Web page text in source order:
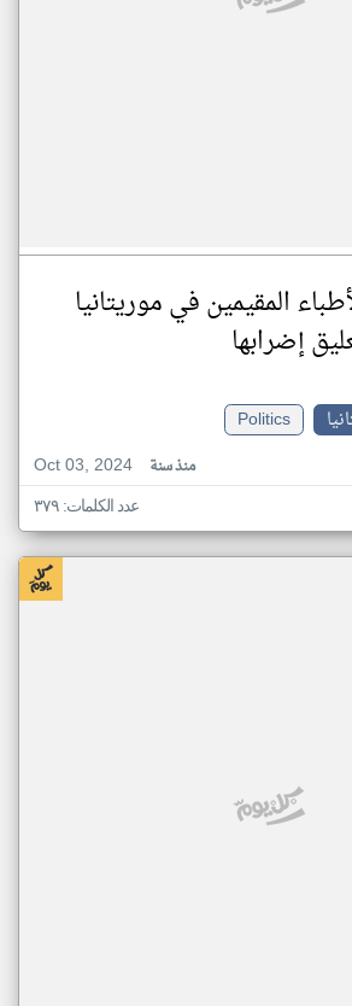
المقيمين في موريتانيا
إضرابها
Politics
Oct 03, 2024
منذ سنة
عدد الكلمات: ٣٧٩